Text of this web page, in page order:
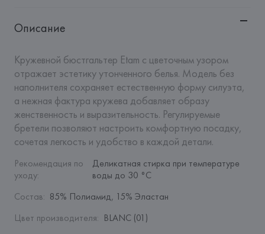
Описание
Кружевной бюстгальтер Etam с цветочным узором
отражает эстетику утонченного белья. Модель без
наполнителя сохраняет естественную форму силуэта,
а нежная фактура кружева добавляет образу
женственность и выразительность. Регулируемые
бретели позволяют настроить комфортную посадку,
сочетая легкость и удобство в каждой детали.
Рекомендация по
уходу:
Деликатная стирка при температуре
воды до 30 °C
Состав: 85% Полиамид, 15% Эластан
Цвет производителя: BLANC (01)